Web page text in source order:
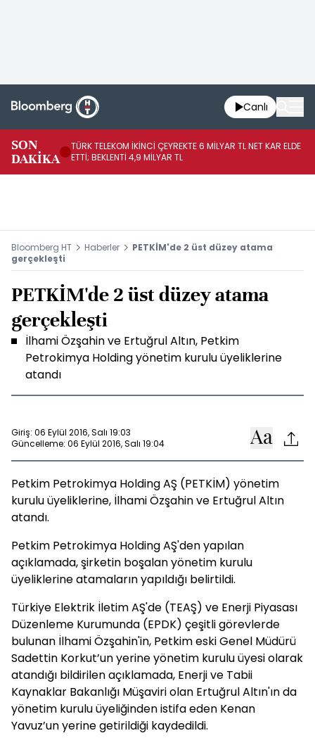
Canlı
SON
DAKİKA
TÜRK TELEKOM İKİNCİ ÇEYREKTE 6 MİLYAR TL NET KAR ELDE
ETTİ; BEKLENTİ 4,9 MİLYAR TL
Bloomberg HT Haberler
PETKİM'de 2 üst düzey atama
gerçekleşti
PETKİM'de 2 üst düzey atama
gerçekleşti
İlhami Özşahin ve Ertuğrul Altın, Petkim
Petrokimya Holding yönetim kurulu üyeliklerine
atandı
Giriş: 06 Eylül 2016, Salı 19:03
Güncelleme: 06 Eylül 2016, Salı 19:04
Petkim Petrokimya Holding AŞ (PETKİM) yönetim
kurulu üyeliklerine, İlhami Özşahin ve Ertuğrul Altın
atandı.
Petkim Petrokimya Holding AŞ'den yapılan
açıklamada, şirketin boşalan yönetim kurulu
üyeliklerine atamaların yapıldığı belirtildi.
Türkiye Elektrik İletim AŞ'de (TEAŞ) ve Enerji Piyasası
Düzenleme Kurumunda (EPDK) çeşitli görevlerde
bulunan İlhami Özşahin'in, Petkim eski Genel Müdürü
Sadettin Korkut’un yerine yönetim kurulu üyesi olarak
atandığı bildirilen açıklamada, Enerji ve Tabii
Kaynaklar Bakanlığı Müşaviri olan Ertuğrul Altın'ın da
yönetim kurulu üyeliğinden istifa eden Kenan
Yavuz’un yerine getirildiği kaydedildi.